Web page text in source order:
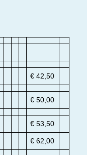
€ 42,50
€ 50,00
€ 53,50
€ 62,00